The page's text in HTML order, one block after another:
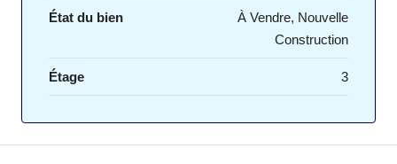
État du bien
À Vendre, Nouvelle
Construction
Étage 3